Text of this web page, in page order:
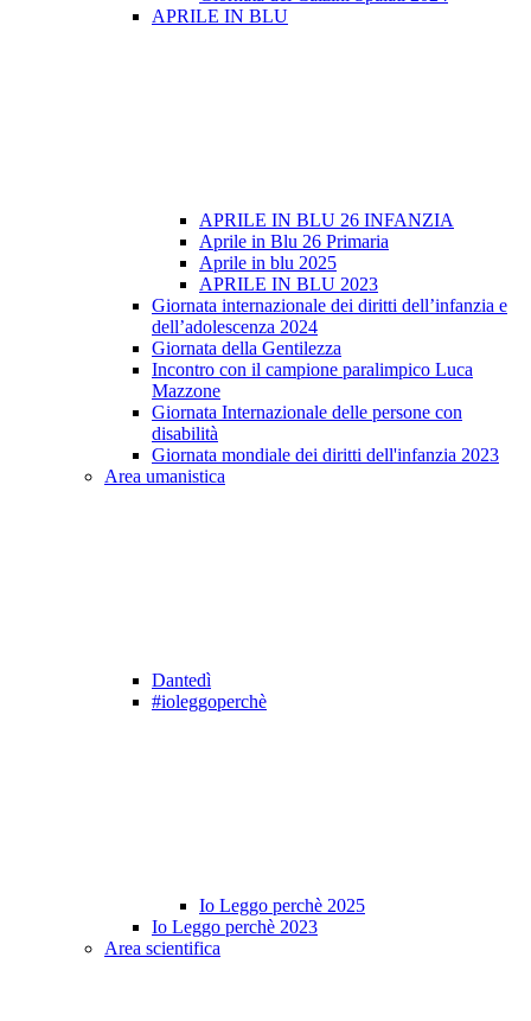
APRILE IN BLU
APRILE IN BLU 26 INFANZIA
Aprile in Blu 26 Primaria
Aprile in blu 2025
APRILE IN BLU 2023
Giornata internazionale dei diritti dell’infanzia e
dell’adolescenza 2024
Giornata della Gentilezza
Incontro con il campione paralimpico Luca
Mazzone
Giornata Internazionale delle persone con
disabilità
Giornata mondiale dei diritti dell'infanzia 2023
Area umanistica
Dantedì
#ioleggoperchè
Io Leggo perchè 2025
Io Leggo perchè 2023
Area scientifica